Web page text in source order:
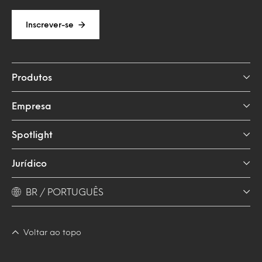
Inscrever-se
Produtos
Empresa
Spotlight
Jurídico
BR / PORTUGUÊS
Voltar ao topo